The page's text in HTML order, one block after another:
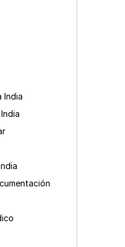
India